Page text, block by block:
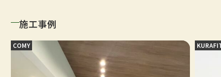
施工事例
COMY